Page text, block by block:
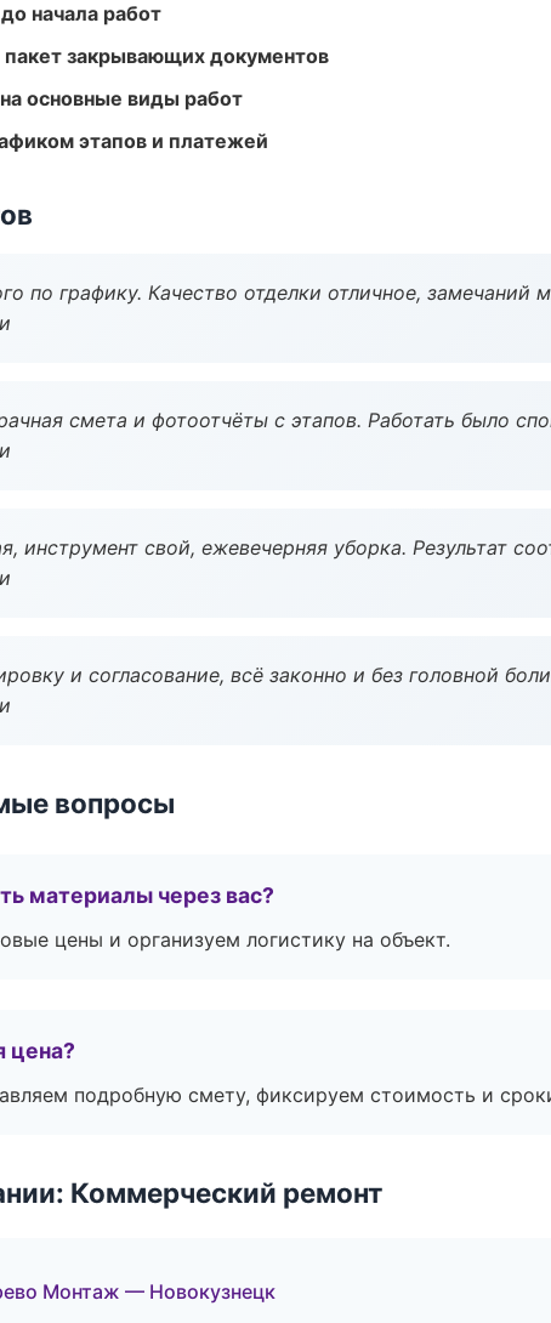
начала работ
закрывающих документов
основные виды работ
этапов и платежей
по графику. Качество отделки отличное,
смета и фотоотчёты с этапов. Работать было
инструмент свой, ежевечерняя уборка. Результат
и согласование, всё законно и без головной
вопросы
материалы через вас?
цены и организуем логистику на объект.
цена?
подробную смету, фиксируем стоимость и
Коммерческий ремонт
Монтаж — Новокузнецк